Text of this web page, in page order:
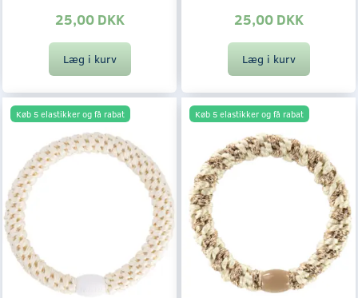
25,00 DKK
Læg i kurv
25,00 DKK
Læg i kurv
Køb 5 elastikker og få rabat Køb 5 elastikker og få rabat